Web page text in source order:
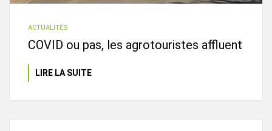
ACTUALITÉS
COVID ou pas, les agrotouristes affluent
LIRE LA SUITE